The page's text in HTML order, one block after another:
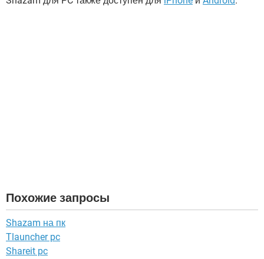
Похожие запросы
Shazam на пк
Tlauncher pc
Shareit pc